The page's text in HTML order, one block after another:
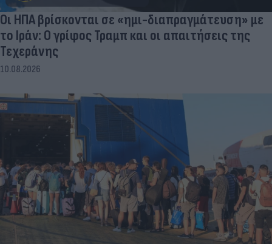
Οι ΗΠΑ βρίσκονται σε «ημι-διαπραγμάτευση» με
το Ιράν: Ο γρίφος Τραμπ και οι απαιτήσεις της
Τεχεράνης
10.08.2026